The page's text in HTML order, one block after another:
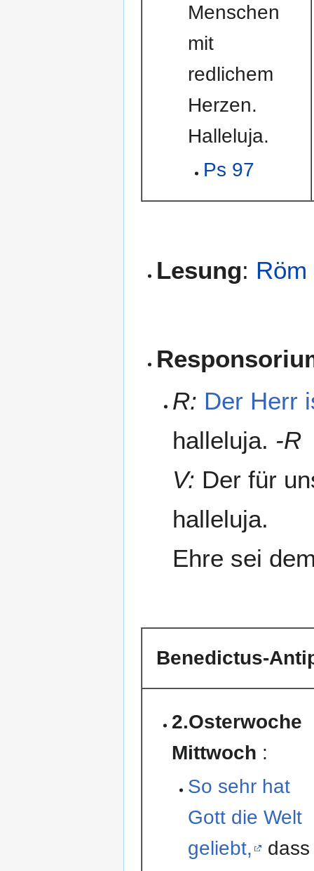
Menschen
mit
redlichem
Herzen.
Halleluja.
Ps 97
Lesung: Röm
R: Der Herr
halleluja. -R
V: Der für
halleluja.
Ehre sei
Benedictus-
2.Osterwoche
Mittwoch :
So sehr hat
Gott die Welt
geliebt,
dass